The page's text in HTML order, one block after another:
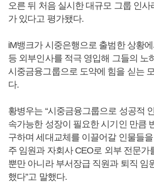
오른 뒤 처음 실시한 대규모 그룹 인사
가 있다고 평가됐다.
iM뱅크가 시중은행으로 출범한 상황
등 외부인사를 적극 영입해 그들의 노
시중금융그룹으로 도약에 힘을 싣는
다.
황병우는 “시중금융그룹으로 성공적
속가능한 성장이 필요한 시기인 만큼
구하며 세대교체를 이끌어갈 인물들을
주 임원과 자회사 CEO로 외부 전문가
뿐만 아니라 부서장급 직원과 퇴직 임
했다”고 말했다.